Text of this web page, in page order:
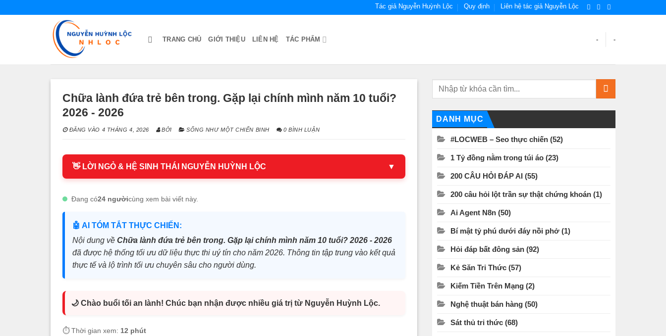
Tác giả Nguyễn Huỳnh Lộc Quy định Liên hệ tác giả Nguyễn Lộc
TRANG CHỦ GIỚI THIỆU LIÊN HỆ TÁC PHẨM - -
Chữa lành đứa trẻ bên trong. Gặp lại chính mình năm 10 tuổi?
2026 - 2026
ĐĂNG VÀO 4 THÁNG 4, 2026 BỞI SỐNG NHƯ MỘT CHIẾN BINH 0 BÌNH LUẬN
👋 LỜI NGỎ & HỆ SINH THÁI NGUYỄN HUỲNH LỘC ▼
Đang có24 ngườicùng xem bài viết này.
🤖 AI TÓM TẮT THỰC CHIẾN:
Nội dung về Chữa lành đứa trẻ bên trong. Gặp lại chính mình năm 10 tuổi? 2026 - 2026
đã được hệ thống tối ưu dữ liệu thực thi uý tín cho năm 2026. Thông tin tập trung vào kết quả
thực tế và lộ trình tối ưu chuyên sâu cho người dùng.
🌙 Chào buổi tối an lành! Chúc bạn nhận được nhiều giá trị từ Nguyễn Huỳnh Lộc.
⏱️ Thời gian xem: 12 phút
DANH MỤC
#LOCWEB – Seo thực chiến (52)
1 Tỷ đồng nằm trong túi áo (23)
200 CÂU HỎI ĐÁP AI (55)
200 câu hỏi lột trần sự thật chứng khoán (1)
Ai Agent N8n (50)
Bí mật tỷ phú dưới đáy nồi phở (1)
Hỏi đáp bất đông sản (92)
Kẻ Săn Tri Thức (57)
Kiếm Tiền Trên Mạng (2)
Nghệ thuật bán hàng (50)
Sát thủ tri thức (68)